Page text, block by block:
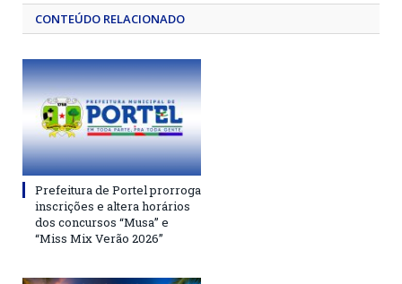
CONTEÚDO RELACIONADO
Prefeitura de Portel prorroga
inscrições e altera horários
dos concursos “Musa” e
“Miss Mix Verão 2026”